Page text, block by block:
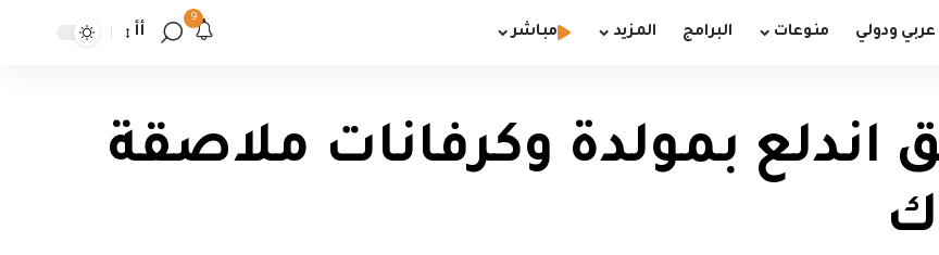
عربي ودولي منوعات البرامج المزيد مباشر
9
أأ
اندلع بمولدة وكرفانات ملاصقة